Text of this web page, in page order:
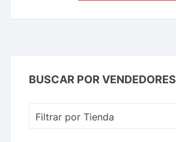
BUSCAR POR VENDEDORES
Filtrar por Tienda